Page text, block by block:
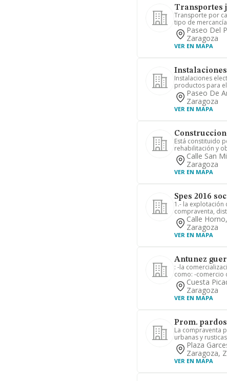
Transportes
Transporte por
tipo de
Paseo Del
Zaragoza
VER EN MAPA
Instalaciones
productos para
Paseo De
Zaragoza
VER EN MAPA
Está constituido
rehabilitación y
Calle San
Zaragoza
VER EN MAPA
Spes 2016
1.- la explotación
compraventa,
Calle
Zaragoza
VER EN MAPA
Antunez
: -la
como: -comercio
Cuesta
Zaragoza
VER EN MAPA
Prom.
La compraventa
urbanas y
Plaza
Zaragoza,
VER EN MAPA